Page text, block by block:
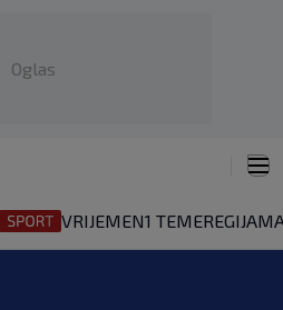
Oglas
VRIJEMEN1 TEMEREGIJA